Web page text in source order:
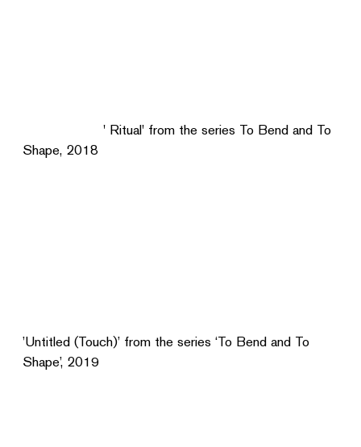
' Ritual' from the series To Bend and To
Shape, 2018
’Untitled (Touch)’ from the series ‘To Bend and To
Shape’, 2019